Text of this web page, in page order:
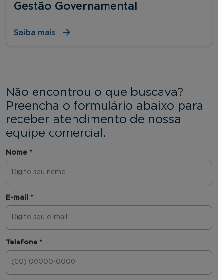
Gestão Governamental
Saiba mais
Não encontrou o que buscava?
Preencha o formulário abaixo para
receber atendimento de nossa
equipe comercial.
Nome *
E-mail *
Telefone *